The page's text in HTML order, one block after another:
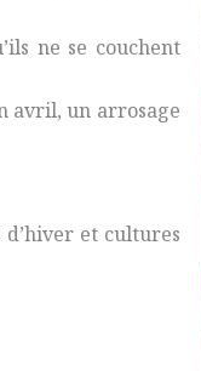
ne se couchent
avril, un arrosage
et cultures